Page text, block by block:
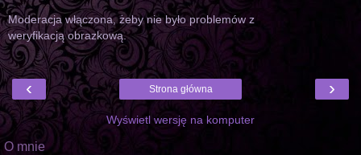
Moderacja włączona, żeby nie było problemów z
weryfikacją obrazkową.
‹ ›
Strona główna
Wyświetl wersję na komputer
O mnie